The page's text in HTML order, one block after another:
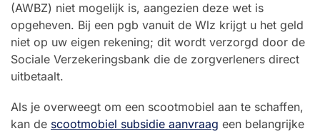
(AWBZ) niet mogelijk is, aangezien deze wet is
opgeheven. Bij een pgb vanuit de Wlz krijgt u het geld
niet op uw eigen rekening; dit wordt verzorgd door de
Sociale Verzekeringsbank die de zorgverleners direct
uitbetaalt.
Als je overweegt om een scootmobiel aan te schaffen,
kan de scootmobiel subsidie aanvraag een belangrijke